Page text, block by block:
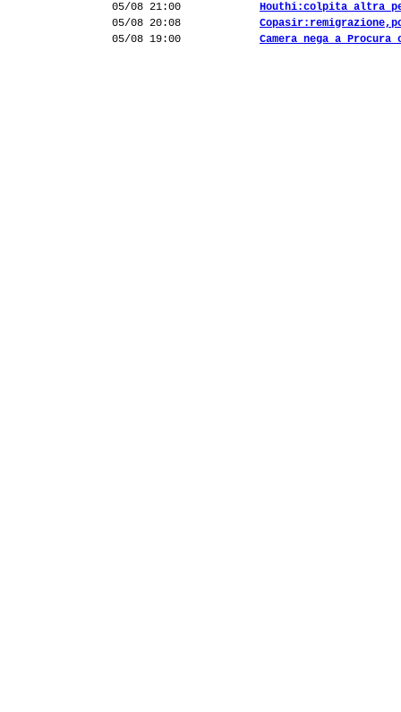
05/08 21:00
Houthi:colpita altra
05/08 20:08
05/08 19:00
Camera nega a